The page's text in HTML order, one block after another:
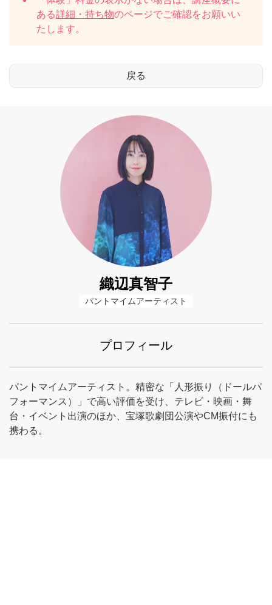
ある詳細・持ち物のページでご確認をお願いい
たします。
織辺真智子
パントマイムアーティスト
プロフィール
パントマイムアーティスト。精密な「人形振り（ドールパ
フォーマンス）」で高い評価を受け、テレビ・映画・舞
台・イベント出演のほか、宝塚歌劇団公演やCM振付にも
携わる。